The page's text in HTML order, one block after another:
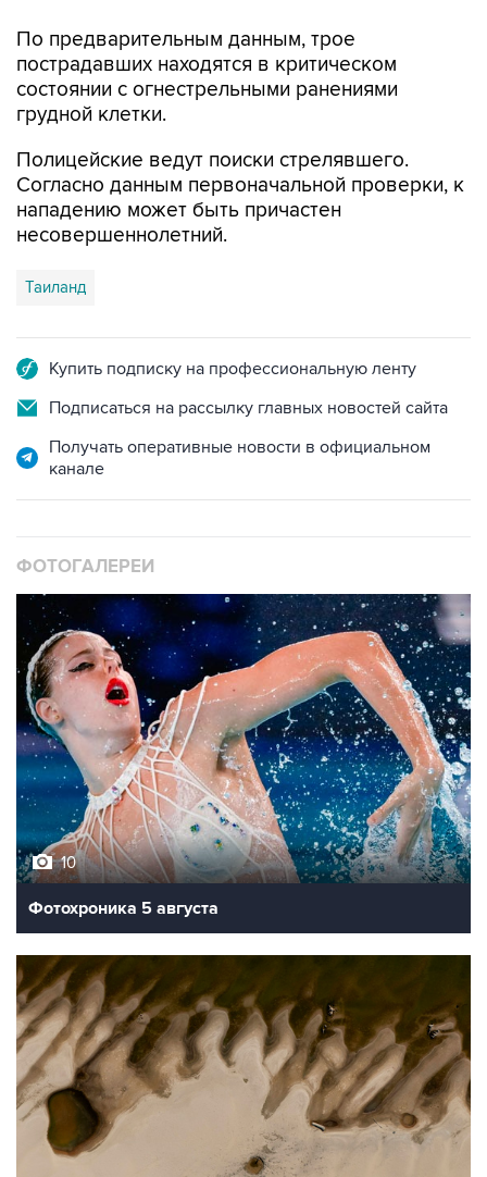
По предварительным данным, трое
пострадавших находятся в критическом
состоянии с огнестрельными ранениями
грудной клетки.
Полицейские ведут поиски стрелявшего.
Согласно данным первоначальной проверки, к
нападению может быть причастен
несовершеннолетний.
Таиланд
Купить подписку на профессиональную ленту
Подписаться на рассылку главных новостей сайта
Получать оперативные новости в официальном
канале
ФОТОГАЛЕРЕИ
10
Фотохроника 5 августа